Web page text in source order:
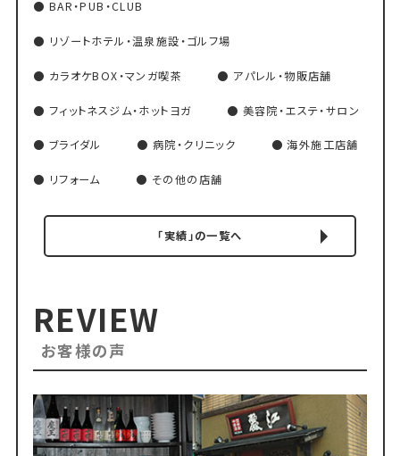
BAR・PUB・CLUB
リゾートホテル・温泉施設・ゴルフ場
カラオケBOX・マンガ喫茶 アパレル・物販店舗
フィットネスジム・ホットヨガ 美容院・エステ・サロン
ブライダル 病院・クリニック 海外施工店舗
リフォーム その他の店舗
「実績」の一覧へ
REVIEW
お客様の声